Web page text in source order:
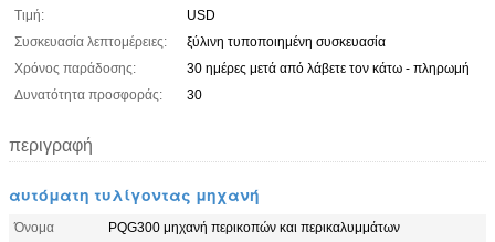
Τιμή:
USD
Συσκευασία λεπτομέρειες:
ξύλινη τυποποιημένη συσκευασία
Χρόνος παράδοσης:
30 ημέρες μετά από λάβετε τον κάτω - πληρωμή
Δυνατότητα προσφοράς:
30
περιγραφή
αυτόματη τυλίγοντας μηχανή
Όνομα
PQG300 μηχανή περικοπών και περικαλυμμάτων